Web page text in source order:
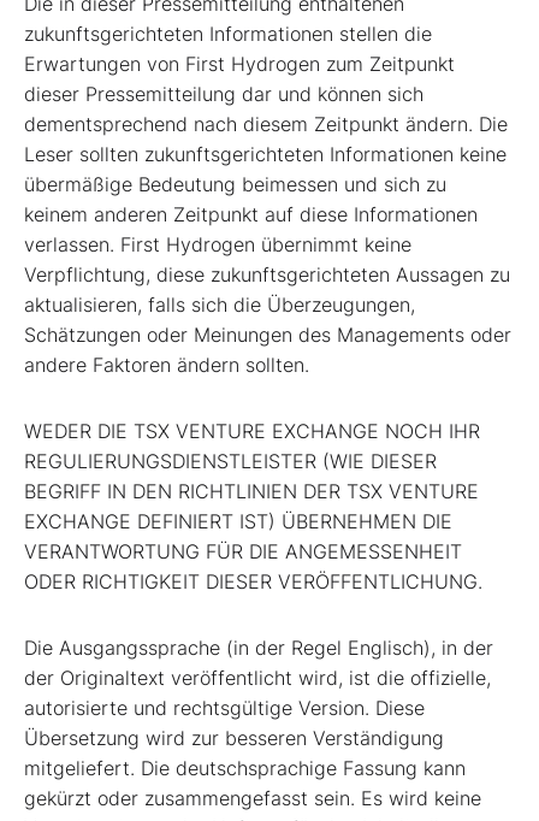
zukunftsgerichteten Informationen stellen die
Erwartungen von First Hydrogen zum Zeitpunkt
dieser Pressemitteilung dar und können sich
dementsprechend nach diesem Zeitpunkt ändern. Die
Leser sollten zukunftsgerichteten Informationen keine
übermäßige Bedeutung beimessen und sich zu
keinem anderen Zeitpunkt auf diese Informationen
verlassen. First Hydrogen übernimmt keine
Verpflichtung, diese zukunftsgerichteten Aussagen zu
aktualisieren, falls sich die Überzeugungen,
Schätzungen oder Meinungen des Managements oder
andere Faktoren ändern sollten.
WEDER DIE TSX VENTURE EXCHANGE NOCH IHR
REGULIERUNGSDIENSTLEISTER (WIE DIESER
BEGRIFF IN DEN RICHTLINIEN DER TSX VENTURE
EXCHANGE DEFINIERT IST) ÜBERNEHMEN DIE
VERANTWORTUNG FÜR DIE ANGEMESSENHEIT
ODER RICHTIGKEIT DIESER VERÖFFENTLICHUNG.
Die Ausgangssprache (in der Regel Englisch), in der
der Originaltext veröffentlicht wird, ist die offizielle,
autorisierte und rechtsgültige Version. Diese
Übersetzung wird zur besseren Verständigung
mitgeliefert. Die deutschsprachige Fassung kann
gekürzt oder zusammengefasst sein. Es wird keine